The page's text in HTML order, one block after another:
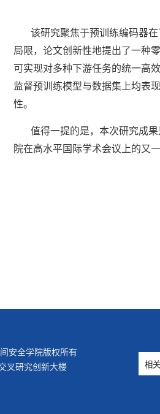
该研究聚焦于预训练编码器
局限，论文创新性地提出了一种
可实现对多种下游任务的统一高
监督预训练模型与数据集上均表
性。
值得一提的是，本次研究成
院在高水平国际学术会议上的又
安全学院版权所有
叉研究创新大楼